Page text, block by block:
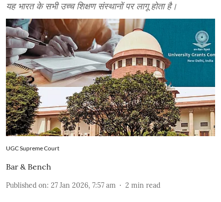
यह भारत के सभी उच्च शिक्षण संस्थानों पर लागू होता है।
UGC Supreme Court
Bar & Bench
Published on: 27 Jan 2026, 7:57 am 2 min read